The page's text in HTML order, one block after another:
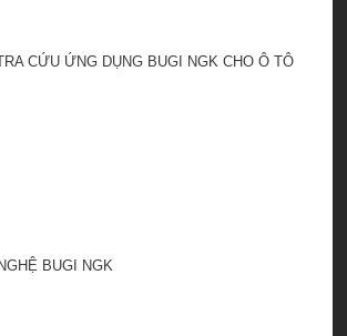
CỨU ỨNG DỤNG BUGI NGK CHO Ô TÔ
BUGI NGK